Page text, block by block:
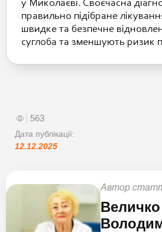
у Миколаєві. Своєчасна
правильно підібране
швидке та безпечне
суглоба та зменшують ризик
563
Дата публікації:
12.12.2025
Автор